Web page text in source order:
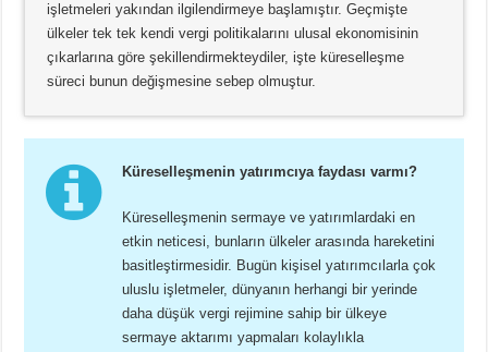
işletmeleri yakından ilgilendirmeye başlamıştır. Geçmişte
ülkeler tek tek kendi vergi politikalarını ulusal ekonomisinin
çıkarlarına göre şekillendirmekteydiler, işte küreselleşme
süreci bunun değişmesine sebep olmuştur.
Küreselleşmenin yatırımcıya faydası varmı?
Küreselleşmenin sermaye ve yatırımlardaki en
etkin neticesi, bunların ülkeler arasında hareketini
basitleştirmesidir. Bugün kişisel yatırımcılarla çok
uluslu işletmeler, dünyanın herhangi bir yerinde
daha düşük vergi rejimine sahip bir ülkeye
sermaye aktarımı yapmaları kolaylıkla